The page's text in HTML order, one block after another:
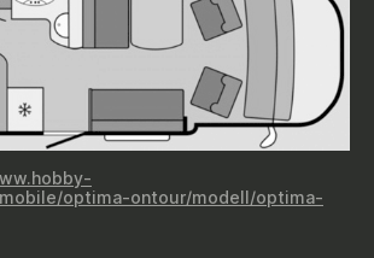
optima-ontour/modell/optima-